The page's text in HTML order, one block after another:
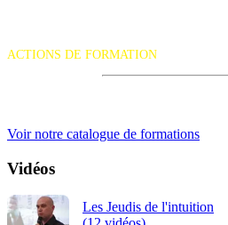
ACTIONS DE FORMATION
Voir notre catalogue de formations
Vidéos
Les Jeudis de l'intuition